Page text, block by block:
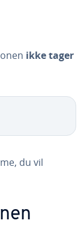
ikke tager
du vil